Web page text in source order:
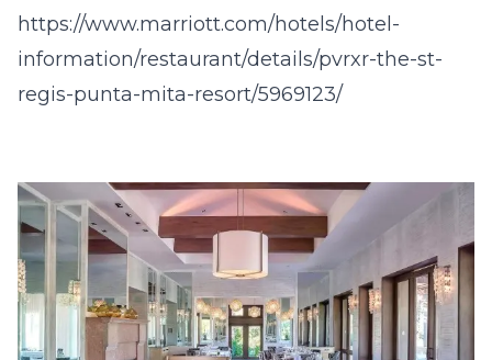
https://www.marriott.com/hotels/hotel-
information/restaurant/details/pvrxr-the-st-
regis-punta-mita-resort/5969123/